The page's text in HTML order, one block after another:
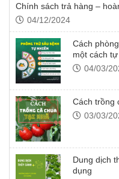
Chính sách trả hàng –
04/12/2024
Cách
một cách
04/03/
Cách trồng
03/03/
Dung dịch
dụng